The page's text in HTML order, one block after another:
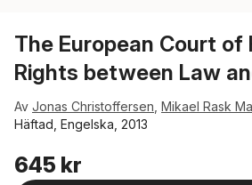
The European Court of
Rights between Law
Av Jonas Christoffersen Mikael Rask
Häftad, Engelska, 2013
645 kr